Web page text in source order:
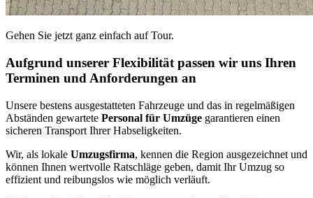
Gehen Sie jetzt ganz einfach auf Tour.
Aufgrund unserer Flexibilität passen wir uns Ihren
Terminen und Anforderungen an
Unsere bestens ausgestatteten Fahrzeuge und das in regelmäßigen
Abständen gewartete Personal für Umzüge garantieren einen
sicheren Transport Ihrer Habseligkeiten.
Wir, als lokale Umzugsfirma, kennen die Region ausgezeichnet und
können Ihnen wertvolle Ratschläge geben, damit Ihr Umzug so
effizient und reibungslos wie möglich verläuft.